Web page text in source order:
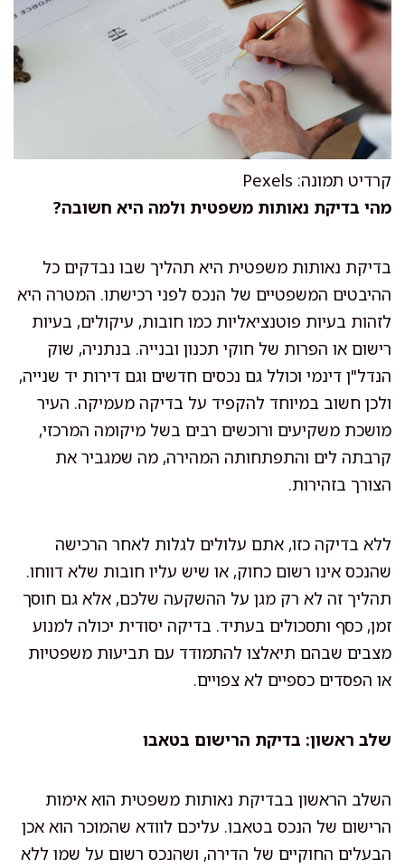
קרדיט תמונה: Pexels
מהי בדיקת נאותות משפטית ולמה היא חשובה?
בדיקת נאותות משפטית היא תהליך שבו נבדקים כל
ההיבטים המשפטיים של הנכס לפני רכישתו. המטרה היא
לזהות בעיות פוטנציאליות כמו חובות, עיקולים, בעיות
רישום או הפרות של חוקי תכנון ובנייה. בנתניה, שוק
הנדל"ן דינמי וכולל גם נכסים חדשים וגם דירות יד שנייה,
ולכן חשוב במיוחד להקפיד על בדיקה מעמיקה. העיר
מושכת משקיעים ורוכשים רבים בשל מיקומה המרכזי,
קרבתה לים והתפתחותה המהירה, מה שמגביר את
הצורך בזהירות.
ללא בדיקה כזו, אתם עלולים לגלות לאחר הרכישה
שהנכס אינו רשום כחוק, או שיש עליו חובות שלא דווחו.
תהליך זה לא רק מגן על ההשקעה שלכם, אלא גם חוסך
זמן, כסף ותסכולים בעתיד. בדיקה יסודית יכולה למנוע
מצבים שבהם תיאלצו להתמודד עם תביעות משפטיות
או הפסדים כספיים לא צפויים.
שלב ראשון: בדיקת הרישום בטאבו
השלב הראשון בבדיקת נאותות משפטית הוא אימות
הרישום של הנכס בטאבו. עליכם לוודא שהמוכר הוא אכן
הבעלים החוקיים של הדירה, ושהנכס רשום על שמו ללא